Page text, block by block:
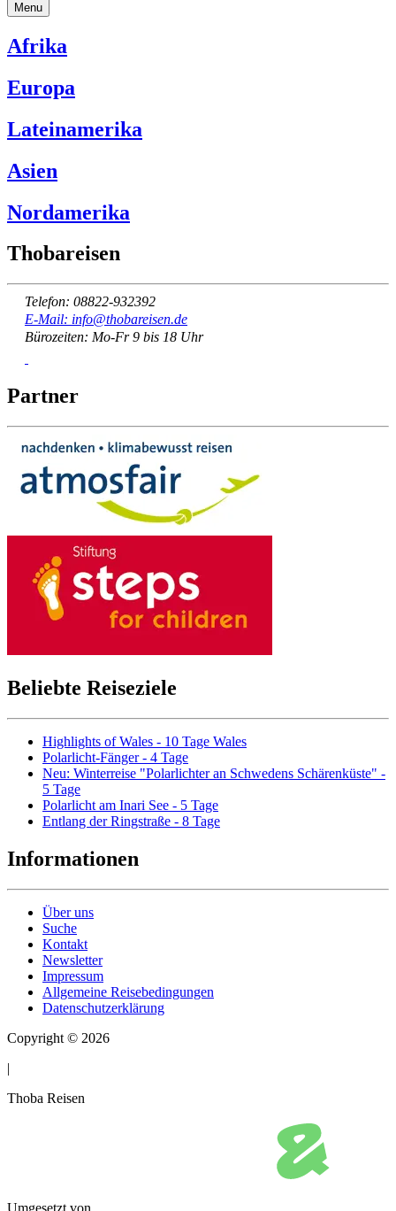
Menu
Afrika
Europa
Lateinamerika
Asien
Nordamerika
Thobareisen
Telefon: 08822-932392
E-Mail: info@thobareisen.de
Bürozeiten: Mo-Fr 9 bis 18 Uhr
Partner
Beliebte Reiseziele
Highlights of Wales - 10 Tage Wales
Polarlicht-Fänger - 4 Tage
Neu: Winterreise "Polarlichter an Schwedens Schärenküste" -
5 Tage
Polarlicht am Inari See - 5 Tage
Entlang der Ringstraße - 8 Tage
Informationen
Über uns
Suche
Kontakt
Newsletter
Impressum
Allgemeine Reisebedingungen
Datenschutzerklärung
Copyright © 2026
|
Thoba Reisen
Umgesetzt von